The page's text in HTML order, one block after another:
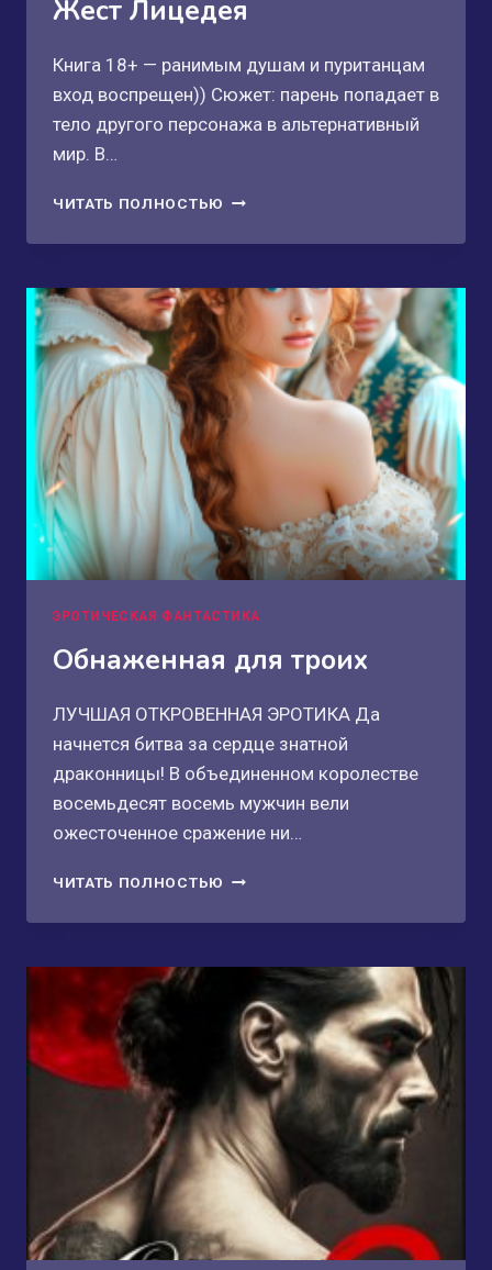
Жест Лицедея
Книга 18+ — ранимым душам и пуританцам
вход воспрещен)) Сюжет: парень попадает в
тело другого персонажа в альтернативный
мир. В…
ЧИТАТЬ ПОЛНОСТЬЮ ЖЕСТ
ЭРОТИЧЕСКАЯ ФАНТАСТИКА
Обнаженная для троих
ЛУЧШАЯ ОТКРОВЕННАЯ ЭРОТИКА Да
начнется битва за сердце знатной
драконницы! В объединенном королестве
восемьдесят восемь мужчин вели
ожесточенное сражение ни…
ЧИТАТЬ ПОЛНОСТЬЮ ОБНАЖЕННАЯ
ТРОИХ